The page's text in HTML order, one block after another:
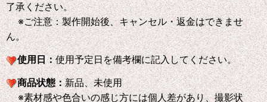
了承ください。
※ご注意：製作開始後、キャンセル・返金はできませ
ん。
使用日：使用予定日を備考欄に記入してください。
商品状態：新品、未使用
※素材感や色合いの感じ方には個人差があり、撮影状